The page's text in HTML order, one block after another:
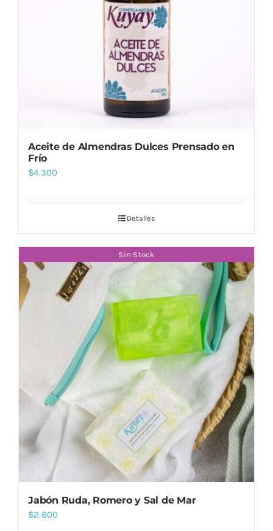
Aceite de Almendras Dulces Prensado en
Frío
$4.300
Detalles
Sin Stock
Jabón Ruda, Romero y Sal de Mar
$2.800